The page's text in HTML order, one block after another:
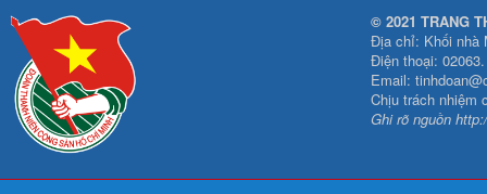
© 2021 TRANG
Địa chỉ: Khối nhà
Điện thoại:
Email:
Chịu trách nhiệm
Ghi rõ nguồn